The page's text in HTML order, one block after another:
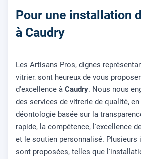
Pour une installation
à Caudry
Les Artisans Pros, dignes
vitrier, sont heureux de vous
d'excellence à Caudry. Nous nous
des services de vitrerie de qualité,
déontologie basée sur la
rapide, la compétence, l'excellence
et le soutien personnalisé. Plusieurs
sont proposées, telles que